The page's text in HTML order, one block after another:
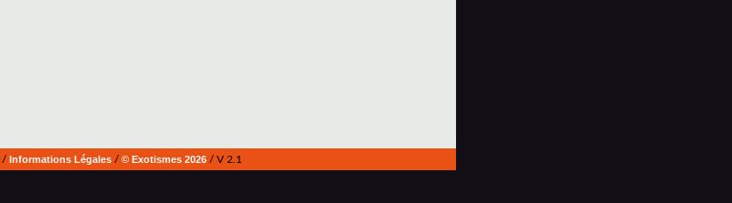
/ Informations Légales/ © Exotismes 2026/ V 2.1